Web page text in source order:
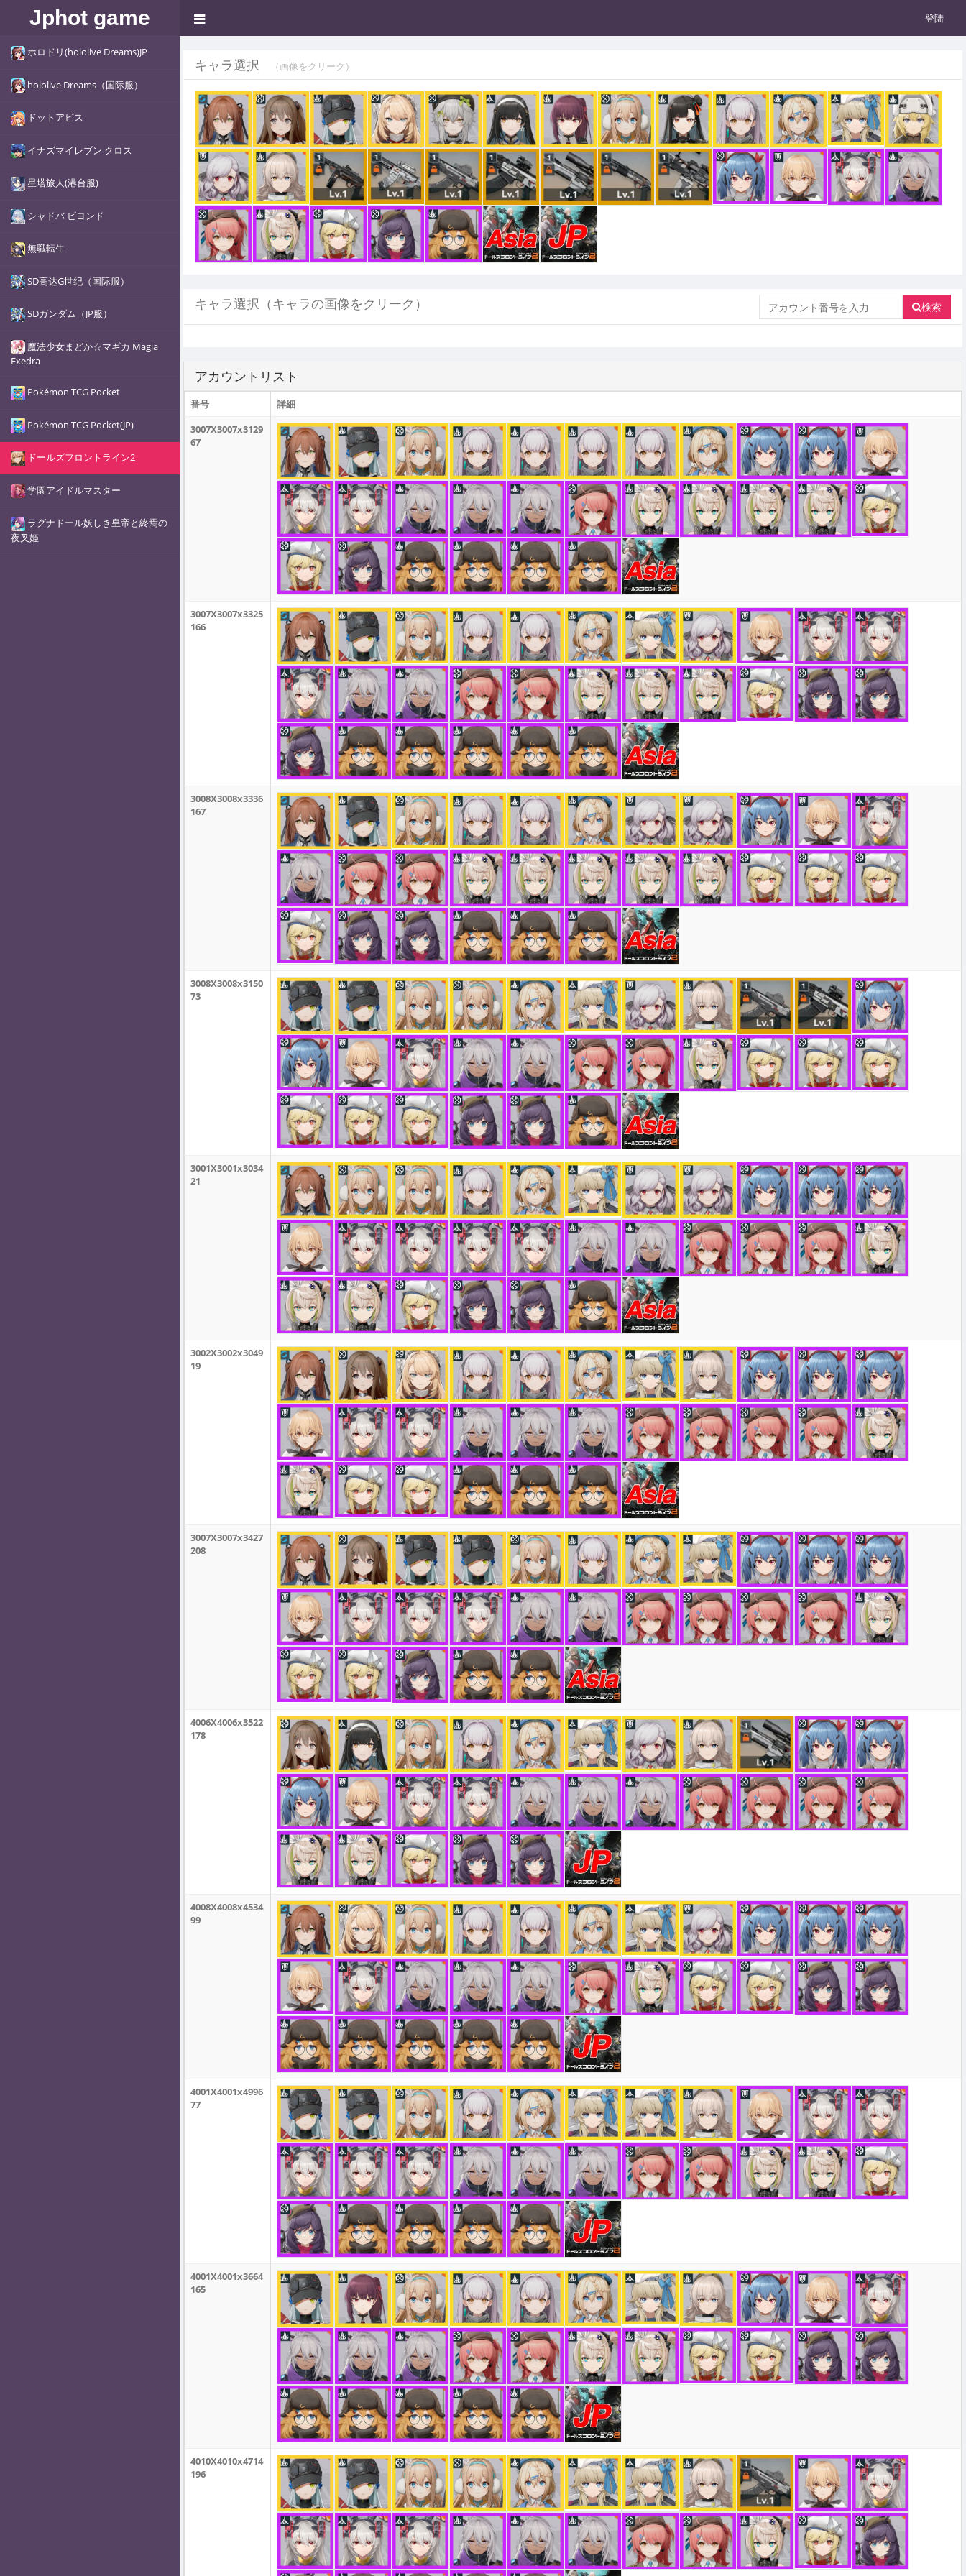
Jphot game 登陆
ホロドリ(hololive Dreams)JP
hololive Dreams（国际服）
ドットアビス
イナズマイレブン クロス
星塔旅人(港台服)
シャドバ ビヨンド
無職転生
SD高达G世纪（国际服）
SDガンダム（JP服）
魔法少女まどか☆マギカ Magia
Exedra
Pokémon TCG Pocket
Pokémon TCG Pocket(JP)
ドールズフロントライン2
学園アイドルマスター
ラグナドール妖しき皇帝と終焉の
夜叉姫
キャラ選択 （画像をクリーク）
キャラ選択（キャラの画像をクリーク） 検索
アカウントリスト
番号
詳細
3007X3007x3129
67
3007X3007x3325
166
3008X3008x3336
167
3008X3008x3150
73
3001X3001x3034
21
3002X3002x3049
19
3007X3007x3427
208
4006X4006x3522
178
4008X4008x4534
99
4001X4001x4996
77
4001X4001x3664
165
4010X4010x4714
196